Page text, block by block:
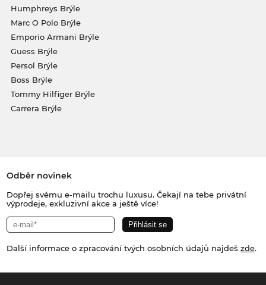
Humphreys Brýle
Marc O Polo Brýle
Emporio Armani Brýle
Guess Brýle
Persol Brýle
Boss Brýle
Tommy Hilfiger Brýle
Carrera Brýle
Odběr novinek
Dopřej svému e-mailu trochu luxusu. Čekají na tebe privátní
výprodeje, exkluzivní akce a ještě více!
Další informace o zpracování tvých osobních údajů najdeš zde.